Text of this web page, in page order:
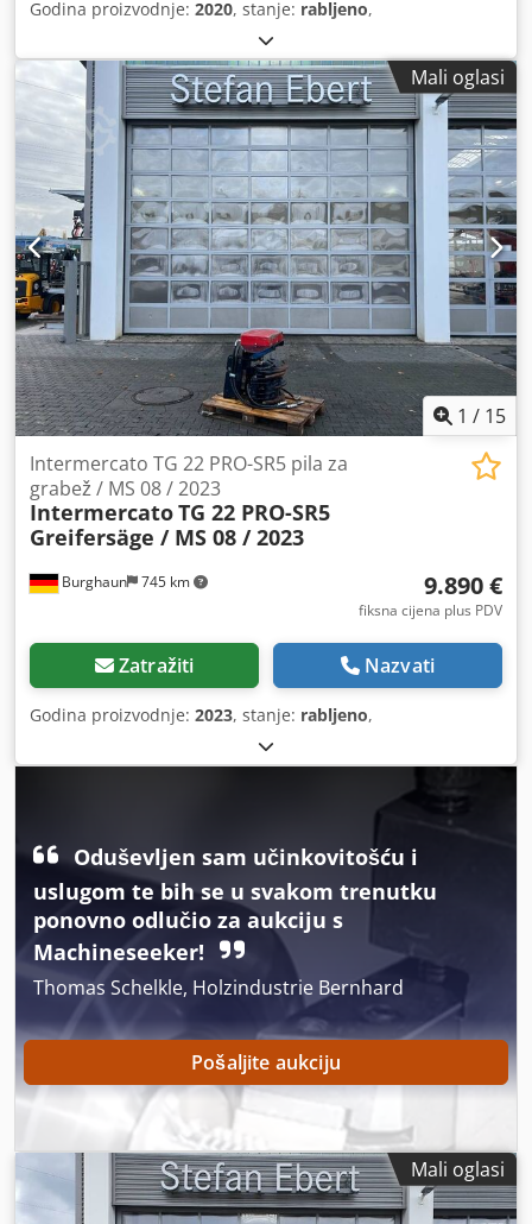
Godina proizvodnje: 2020, stanje: rabljeno,
Mali oglasi
1 / 15
Burghaun 745 km
Intermercato TG 22 PRO-SR5 pila za
grabež / MS 08 / 2023
IntermercatoTG 22 PRO-SR5
Greifersäge / MS 08 / 2023
9.890 €
fiksna cijena plus PDV
Zatražiti Nazvati
Godina proizvodnje: 2023, stanje: rabljeno,
Oduševljen sam učinkovitošću i
uslugom te bih se u svakom trenutku
ponovno odlučio za aukciju s
Machineseeker!
Thomas Schelkle, Holzindustrie Bernhard
Pošaljite aukciju
Mali oglasi